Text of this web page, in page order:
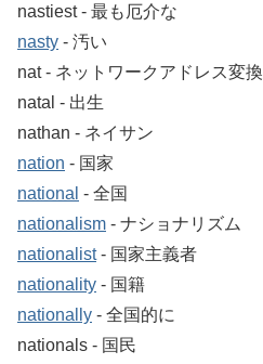
nastiest ‐ 最も厄介な
nasty ‐ 汚い
nat ‐ ネットワークアドレス変換
natal ‐ 出生
nathan ‐ ネイサン
nation ‐ 国家
national ‐ 全国
nationalism ‐ ナショナリズム
nationalist‐ 国家主義者
nationality ‐ 国籍
nationally ‐ 全国的に
nationals ‐ 国民